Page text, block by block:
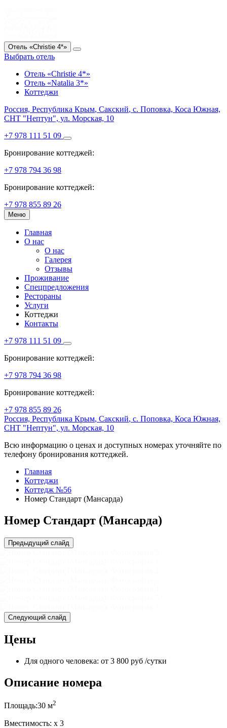
Отель «Christie 4*»
Выбрать отель
Отель «Christie 4*»
Отель «Natalia 3*»
Коттеджи
Россия, Республика Крым, Сакский, с. Поповка, Коса Южная,
СНТ "Нептун", ул. Морская, 10
+7 978 111 51 09
Бронирование коттеджей:
+7 978 794 36 98
Бронирование коттеджей:
+7 978 855 89 26
Меню
Главная
О нас
О нас
Галерея
Отзывы
Проживание
Спецпредложения
Рестораны
Услуги
Коттеджи
Контакты
+7 978 111 51 09
Бронирование коттеджей:
+7 978 794 36 98
Бронирование коттеджей:
+7 978 855 89 26
Россия, Республика Крым, Сакский, с. Поповка, Коса Южная,
СНТ "Нептун", ул. Морская, 10
Всю информацию о ценах и доступных номерах уточняйте по
телефону бронирования коттеджей.
Главная
Коттеджи
Коттедж №56
Номер Стандарт (Мансарда)
Номер Стандарт (Мансарда)
Предыдущий слайд
Следующий слайд
Цены
Для одного человека: от 3 800 руб /сутки
Описание номера
Площадь:30 м2
Вместимость: x 3